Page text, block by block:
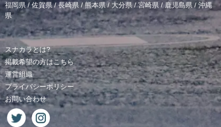
福岡県/佐賀県/長崎県 /熊本県/ 大分県/宮崎県 /鹿児島県 / 沖縄
県
スナカラとは?
掲載希望の方はこちら
運営組織
プライバシーポリシー
お問い合わせ